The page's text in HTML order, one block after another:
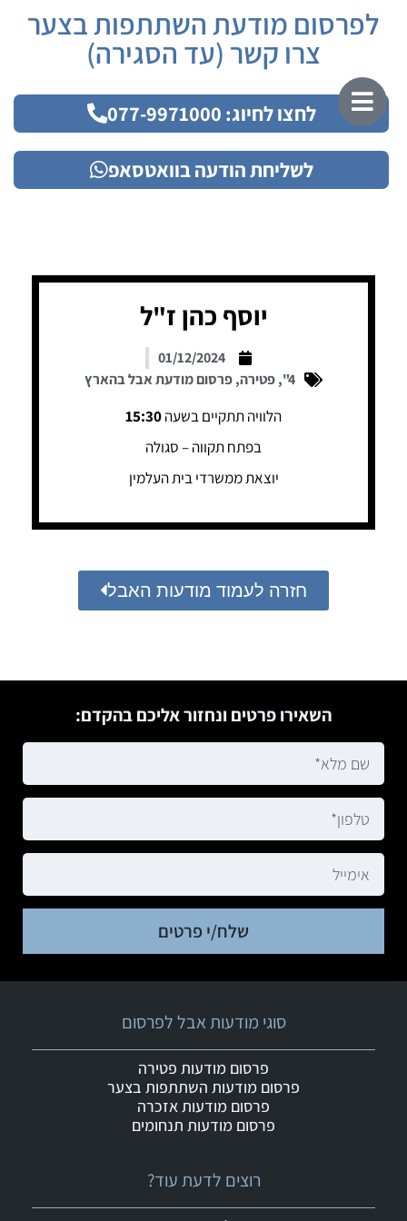
לפרסום מודעת השתתפות בצער
צרו קשר (עד הסגירה)
לחצו לחיוג: 077-9971000
לשליחת הודעה בוואטסאפ
יוסף כהן ז"ל
01/12/2024
4"
,פטירה,פרסום מודעת אבל בהארץ
הלוויה תתקיים בשעה15:30
בפתח תקווה – סגולה
יוצאת ממשרדי בית העלמין
חזרה לעמוד מודעות האבל
השאירו פרטים ונחזור אליכם בהקדם:
שלח/י פרטים
רוצים לדעת עוד?
סוגי מודעות אבל לפרסום
פרסום מודעות פטירה
פרסום מודעות השתתפות בצער
פרסום מודעות אזכרה
פרסום מודעות תנחומים